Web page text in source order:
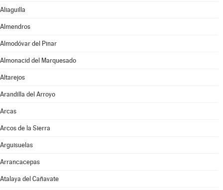
Aliaguilla
Almendros
Almodóvar del Pinar
Almonacid del Marquesado
Altarejos
Arandilla del Arroyo
Arcas
Arcos de la Sierra
Arguisuelas
Arrancacepas
Atalaya del Cañavate